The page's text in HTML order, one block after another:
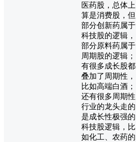
医药股，总体上
算是消费股，但
部分创新药属于
科技股的逻辑，
部分原料药属于
周期股的逻辑；
有很多成长股都
叠加了周期性，
比如高端白酒；
还有很多周期性
行业的龙头走的
是成长性极强的
科技股逻辑，比
如化工、农药的